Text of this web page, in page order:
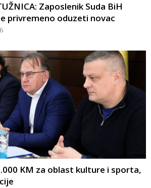
Zaposlenik Suda BiH
privremeno oduzeti novac
KM za oblast kulture i sporta,